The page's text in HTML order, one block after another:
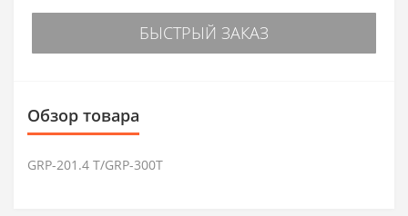
БЫСТРЫЙ ЗАКАЗ
Обзор товара
GRP-201.4 T/GRP-300T